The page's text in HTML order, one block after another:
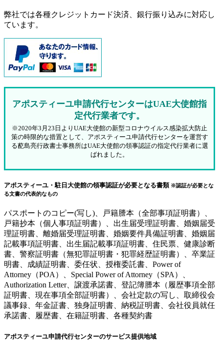
弊社では各種クレジットカード決済、銀行振り込みに対応し
ています。
アポスティーユ申請代行センターはUAE大使館指
定代行業者です。
※2020年3月23日よりUAE大使館の新型コロナウイルス感染拡大防止
策の時限的な措置として、アポスティーユ申請代行センターを運営す
る蓜島亮行政書士事務所はUAE大使館の領事認証の指定代行業者に選
ばれました。
アポスティーユ・駐日大使館の領事認証が必要となる書類 ※認証が必要とな
る文書の代表的なもの
パスポートのコピー(写し)、戸籍謄本（全部事項証明書）、
戸籍抄本（個人事項証明書）、出生届受理証明書、婚姻届受
理証明書、離婚届受理証明書、婚姻要件具備証明書、婚姻届
記載事項証明書、出生届記載事項証明書、住民票、健康診断
書、警察証明書（無犯罪証明書・犯罪経歴証明書）、卒業証
明書、成績証明書、委任状、授権委託書、Power of
Attorney（POA）、Special Power of Attorney（SPA）、
Authorization Letter、譲渡承諾書、登記簿謄本（履歴事項全部
証明書、現在事項全部証明書）、会社定款の写し、取締役会
議事録、年金証書、独身証明書、納税証明書、会社役員就任
承諾書、履歴書、在籍証明書、各種契約書
アポスティーユ申請代行センターのサービス提供地域